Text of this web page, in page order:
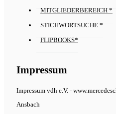
MITGLIEDERBEREICH *
STICHWORTSUCHE *
FLIPBOOKS*
Impressum
Impressum vdh e.V. -
Ansbach